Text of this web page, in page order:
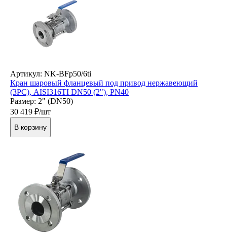
Артикул: NK-BFp50/6ti
Кран шаровый фланцевый под привод нержавеющий
(3PC), AISI316TI DN50 (2"), PN40
Размер: 2" (DN50)
30 419 ₽/шт
В корзину